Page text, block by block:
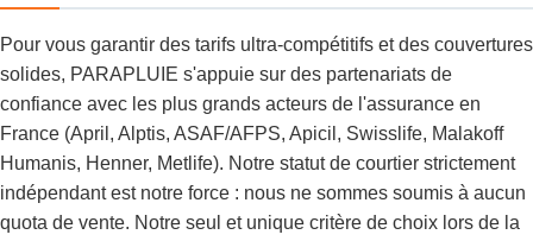
Pour vous garantir des tarifs ultra-compétitifs et des couvertures
solides, PARAPLUIE s'appuie sur des partenariats de
confiance avec les plus grands acteurs de l'assurance en
France (April, Alptis, ASAF/AFPS, Apicil, Swisslife, Malakoff
Humanis, Henner, Metlife). Notre statut de courtier strictement
indépendant est notre force : nous ne sommes soumis à aucun
quota de vente. Notre seul et unique critère de choix lors de la